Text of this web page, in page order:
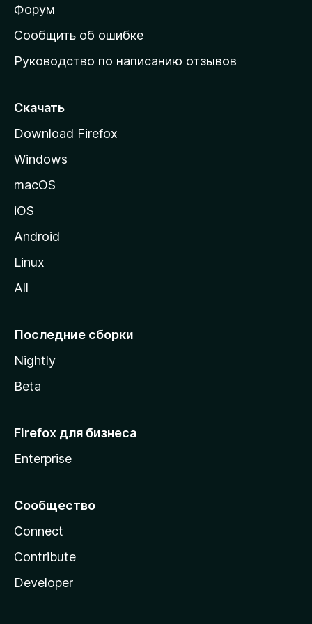
ш
н
ю
т
а
н
у
M
i
l
Форум
Сообщить об ошибке
Руководство по написанию отзывов
Скачать
Download Firefox
Windows
macOS
iOS
Android
Linux
All
Последние сборки
Nightly
Beta
Firefox для бизнеса
Enterprise
Сообщество
Connect
Contribute
Developer